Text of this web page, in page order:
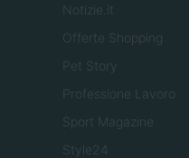
Notizie.it
Offerte Shopping
Pet Story
Professione Lavoro
Sport Magazine
Style24